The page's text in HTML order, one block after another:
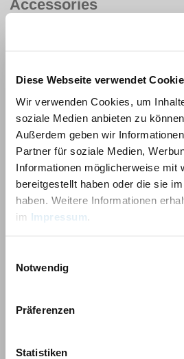
Diese Webseite verwendet
Wir verwenden Cookies, um
soziale Medien anbieten zu
Außerdem geben wir
Partner für soziale Medien,
Informationen möglicherweise mit
bereitgestellt haben oder die sie
haben. Weitere Informationen
im Impressum.
Notwendig
Präferenzen
Statistiken
Accessories
Contact
First name
Last name*
Company*